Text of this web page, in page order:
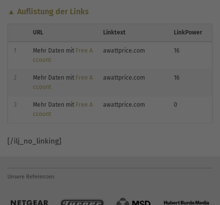
▲ Auflistung der Links
URL Linktext LinkPower
1 Mehr Daten mit Free A
ccount
awattprice.com 16
2 Mehr Daten mit Free A
ccount
awattprice.com 16
3 Mehr Daten mit Free A
ccount
awattprice.com 0
[/ilj_no_linking]
Unsere Referenzen